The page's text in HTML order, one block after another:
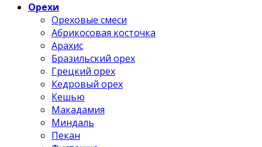
Орехи
Ореховые смеси
Абрикосовая косточка
Арахис
Бразильский орех
Грецкий орех
Кедровый орех
Кешью
Макадамия
Миндаль
Пекан